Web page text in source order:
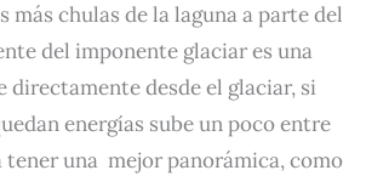
más chulas de la laguna a parte del
del imponente glaciar es una
directamente desde el glaciar, si
energías sube un poco entre
tener una mejor panorámica, como